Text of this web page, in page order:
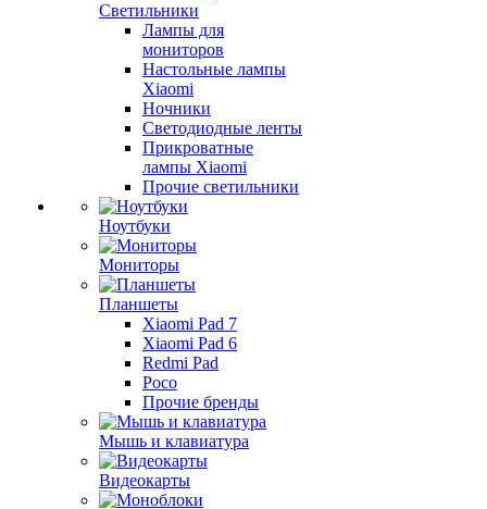
Светильники
Лампы для
мониторов
Настольные лампы
Xiaomi
Ночники
Светодиодные ленты
Прикроватные
лампы Xiaomi
Прочие светильники
Ноутбуки
Мониторы
Планшеты
Xiaomi Pad 7
Xiaomi Pad 6
Redmi Pad
Poco
Прочие бренды
Мышь и клавиатура
Видеокарты